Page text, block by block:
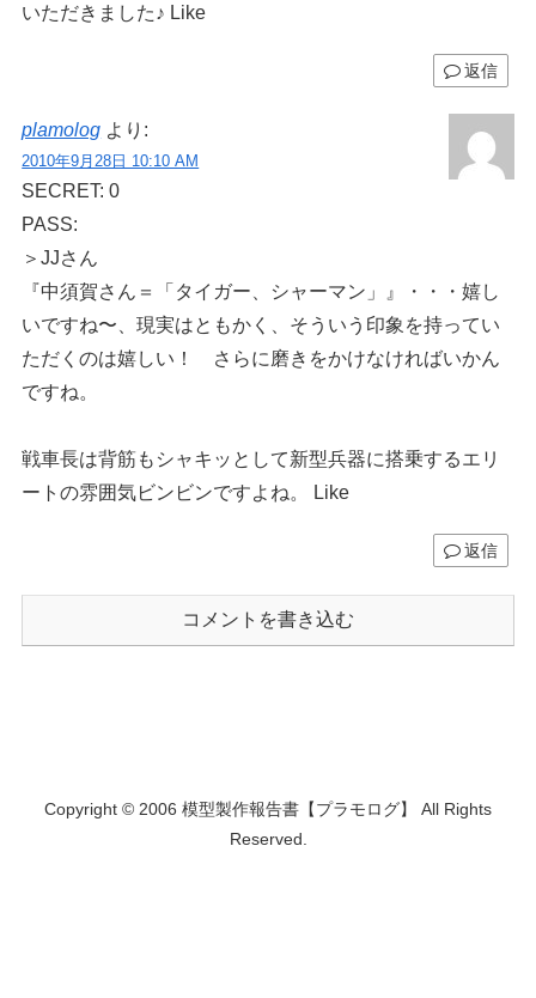
いただきました♪ Like
返信
plamolog より:
2010年9月28日 10:10 AM
SECRET: 0
PASS:
＞JJさん
『中須賀さん＝「タイガー、シャーマン」』・・・嬉し
いですね〜、現実はともかく、そういう印象を持ってい
ただくのは嬉しい！ さらに磨きをかけなければいかん
ですね。
戦車長は背筋もシャキッとして新型兵器に搭乗するエリ
ートの雰囲気ビンビンですよね。 Like
返信
コメントを書き込む
Copyright © 2006 模型製作報告書【プラモログ】 All Rights
Reserved.